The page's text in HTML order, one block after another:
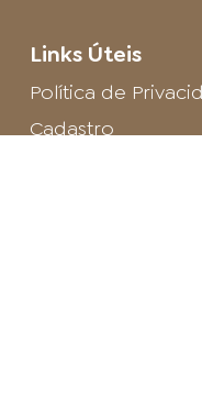
Links Úteis
Política de
Cadastro